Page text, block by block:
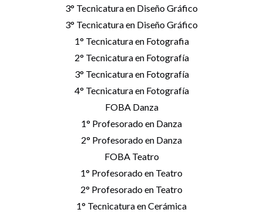
3° Tecnicatura en Diseño Gráfico
3° Tecnicatura en Diseño Gráfico
1° Tecnicatura en Fotografia
2° Tecnicatura en Fotografía
3° Tecnicatura en Fotografía
4° Tecnicatura en Fotografía
FOBA Danza
1° Profesorado en Danza
2° Profesorado en Danza
FOBA Teatro
1° Profesorado en Teatro
2° Profesorado en Teatro
1° Tecnicatura en Cerámica